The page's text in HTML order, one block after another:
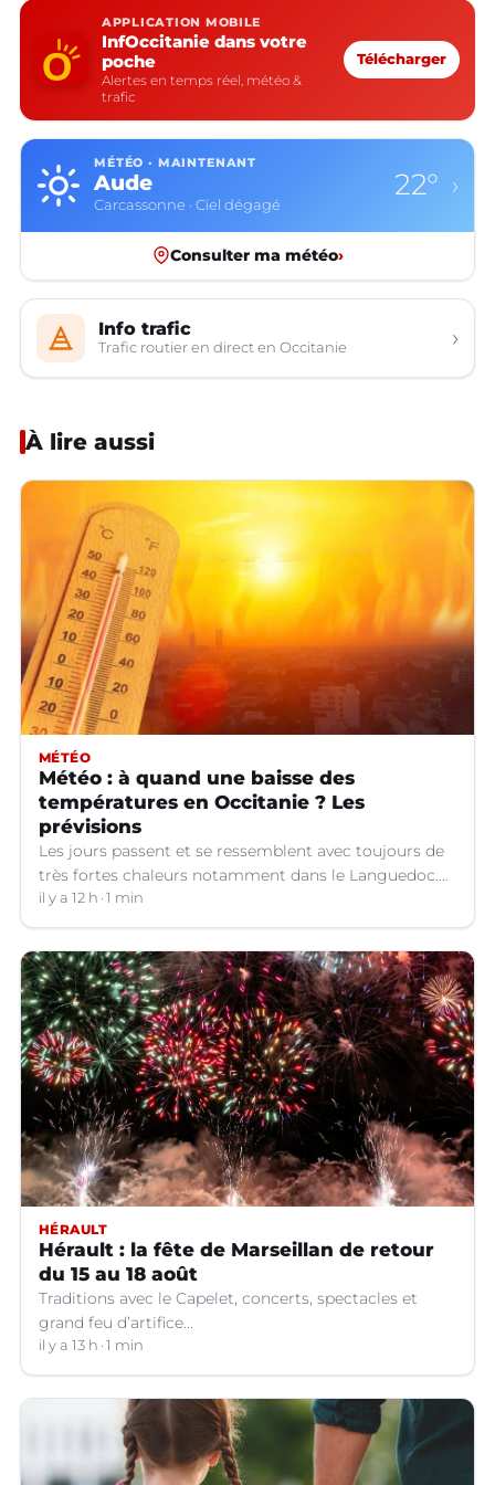
APPLICATION MOBILE
InfOccitanie dans votre
poche
Alertes en temps réel, météo &
trafic
Télécharger
MÉTÉO · MAINTENANT
Aude
Carcassonne · Ciel dégagé
22° ›
Consulter ma météo›
Info trafic
Trafic routier en direct en Occitanie ›
À lire aussi
MÉTÉO
Météo : à quand une baisse des
températures en Occitanie ? Les
prévisions
Les jours passent et se ressemblent avec toujours de
très fortes chaleurs notamment dans le Languedoc.
Jusqu’à quand ?
il y a 12 h 1 min
HÉRAULT
Hérault : la fête de Marseillan de retour
du 15 au 18 août
Traditions avec le Capelet, concerts, spectacles et
grand feu d’artifice...
il y a 13 h 1 min